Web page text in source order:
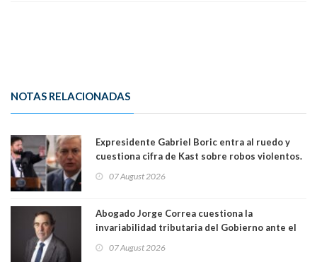
NOTAS RELACIONADAS
Expresidente Gabriel Boric entra al ruedo y
cuestiona cifra de Kast sobre robos violentos.
07 August 2026
Abogado Jorge Correa cuestiona la
invariabilidad tributaria del Gobierno ante el
democracia” y "defendemos la alternancia en el
07 August 2026